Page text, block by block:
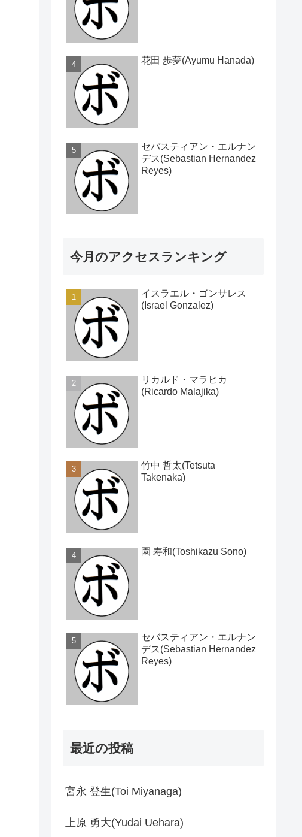
花田 歩夢(Ayumu Hanada)
セバスティアン・エルナン
デス(Sebastian Hernandez
Reyes)
今月のアクセスランキング
イスラエル・ゴンサレス
(Israel Gonzalez)
リカルド・マラヒカ
(Ricardo Malajika)
竹中 哲太(Tetsuta
Takenaka)
園 寿和(Toshikazu Sono)
セバスティアン・エルナン
デス(Sebastian Hernandez
Reyes)
最近の投稿
宮永 登生(Toi Miyanaga)
上原 勇大(Yudai Uehara)